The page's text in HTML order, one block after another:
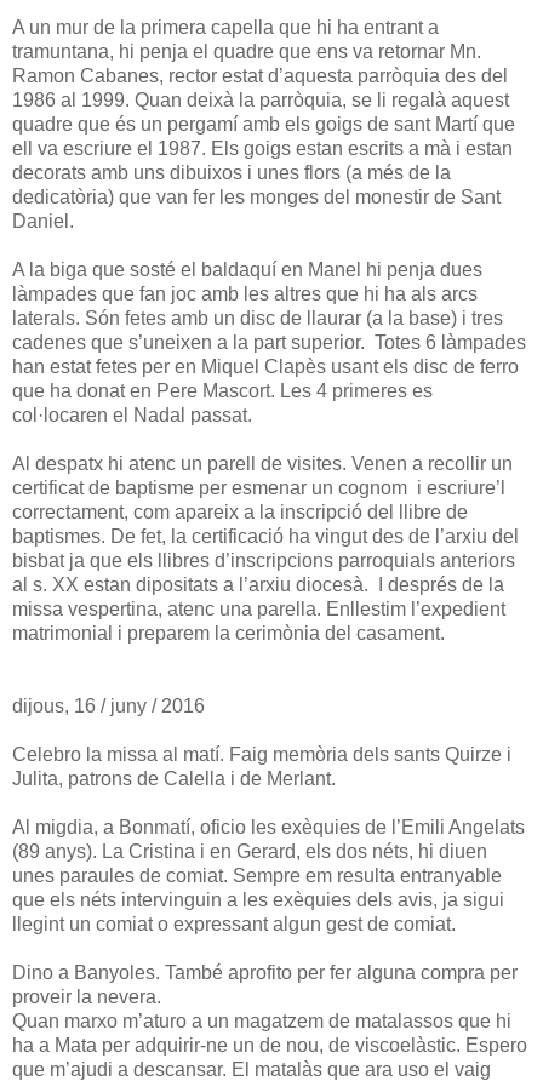
A un mur de la primera capella que hi ha entrant a
tramuntana, hi penja el quadre que ens va retornar Mn.
Ramon Cabanes, rector estat d’aquesta parròquia des del
1986 al 1999. Quan deixà la parròquia, se li regalà aquest
quadre que és un pergamí amb els goigs de sant Martí que
ell va escriure el 1987. Els goigs estan escrits a mà i estan
decorats amb uns dibuixos i unes flors (a més de la
dedicatòria) que van fer les monges del monestir de Sant
Daniel.
A la biga que sosté el baldaquí en Manel hi penja dues
làmpades que fan joc amb les altres que hi ha als arcs
laterals. Són fetes amb un disc de llaurar (a la base) i tres
cadenes que s’uneixen a la part superior. Totes 6 làmpades
han estat fetes per en Miquel Clapès usant els disc de ferro
que ha donat en Pere Mascort. Les 4 primeres es
col·locaren el Nadal passat.
Al despatx hi atenc un parell de visites. Venen a recollir un
certificat de baptisme per esmenar un cognom i escriure’l
correctament, com apareix a la inscripció del llibre de
baptismes. De fet, la certificació ha vingut des de l’arxiu del
bisbat ja que els llibres d’inscripcions parroquials anteriors
al s. XX estan dipositats a l’arxiu diocesà. I després de la
missa vespertina, atenc una parella. Enllestim l’expedient
matrimonial i preparem la cerimònia del casament.
dijous, 16 / juny / 2016
Celebro la missa al matí. Faig memòria dels sants Quirze i
Julita, patrons de Calella i de Merlant.
Al migdia, a Bonmatí, oficio les exèquies de l’Emili Angelats
(89 anys). La Cristina i en Gerard, els dos néts, hi diuen
unes paraules de comiat. Sempre em resulta entranyable
que els néts intervinguin a les exèquies dels avis, ja sigui
llegint un comiat o expressant algun gest de comiat.
Dino a Banyoles. També aprofito per fer alguna compra per
proveir la nevera.
Quan marxo m’aturo a un magatzem de matalassos que hi
ha a Mata per adquirir-ne un de nou, de viscoelàstic. Espero
que m’ajudi a descansar. El matalàs que ara uso el vaig